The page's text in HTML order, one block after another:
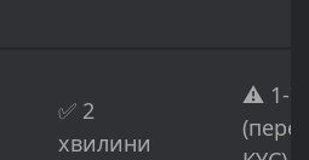
✅ 2
хвилини
⚠️ 1-7